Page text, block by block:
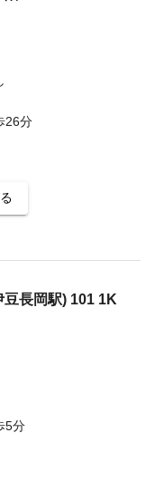
26分
長岡駅) 101 1K
5分